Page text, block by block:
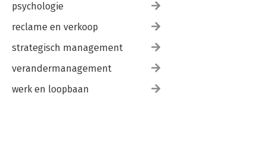
psychologie
reclame en verkoop
strategisch management
verandermanagement
werk en loopbaan